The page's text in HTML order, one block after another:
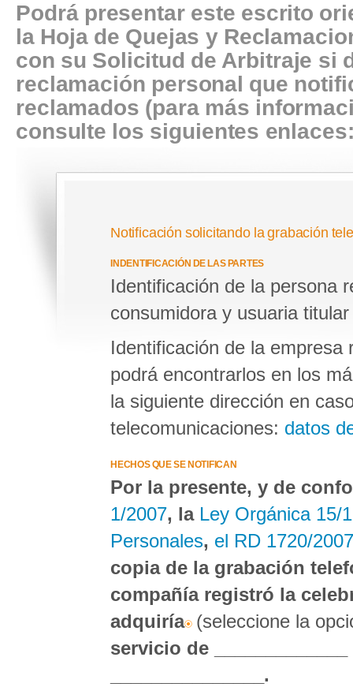
Podrá presentar este escrito
la Hoja de Quejas y
con su Solicitud de Arbitraje si
reclamación personal que
reclamados (para más
consulte los siguientes
Notificación solicitando la grabación
INDENTIFICACIÓN DE LAS PARTES
Identificación de la persona
consumidora y usuaria
Identificación de la empresa
podrá encontrarlos en los
la siguiente dirección en
telecomunicaciones: datos
HECHOS QUE SE NOTIFICAN
Por la presente, y de
1/2007, la Ley Orgánica 15/
Personales, el RD 1720/2007
copia de la grabación
compañía registró la
adquiría (seleccione la
servicio de
_______________.